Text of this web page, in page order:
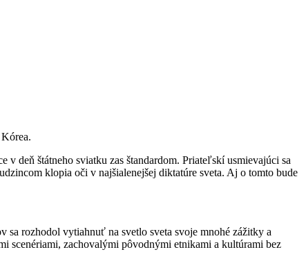
v deň štátneho sviatku zas štandardom. Priateľskí usmievajúci sa
klopia oči v najšialenejšej diktatúre sveta. Aj o tomto bude
rozhodol vytiahnuť na svetlo sveta svoje mnohé zážitky a
scenériami, zachovalými pôvodnými etnikami a kultúrami bez